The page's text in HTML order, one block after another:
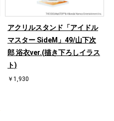
アクリルスタンド「アイドル
マスター SideM」49/山下次
郎 浴衣ver.(描き下ろしイラス
ト)
￥1,930